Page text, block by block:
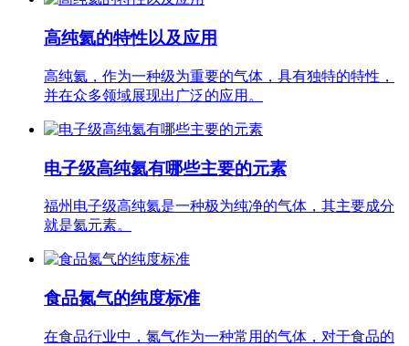
高纯氦的特性以及应用
高纯氦，作为一种级为重要的气体，具有独特的特性，
并在众多领域展现出广泛的应用。
电子级高纯氦有哪些主要的元素
福州电子级高纯氦是一种极为纯净的气体，其主要成分
就是氦元素。
食品氮气的纯度标准
在食品行业中，氮气作为一种常用的气体，对于食品的